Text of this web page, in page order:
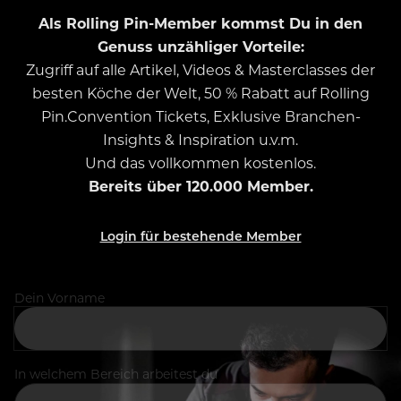
Als Rolling Pin-Member kommst Du in den
Genuss unzähliger Vorteile:
Zugriff auf alle Artikel, Videos & Masterclasses der
besten Köche der Welt, 50 % Rabatt auf Rolling
Pin.Convention Tickets, Exklusive Branchen-
Insights & Inspiration u.v.m.
Und das vollkommen kostenlos.
Bereits über 120.000 Member.
Login für bestehende Member
Dein Vorname
In welchem Bereich arbeitest du